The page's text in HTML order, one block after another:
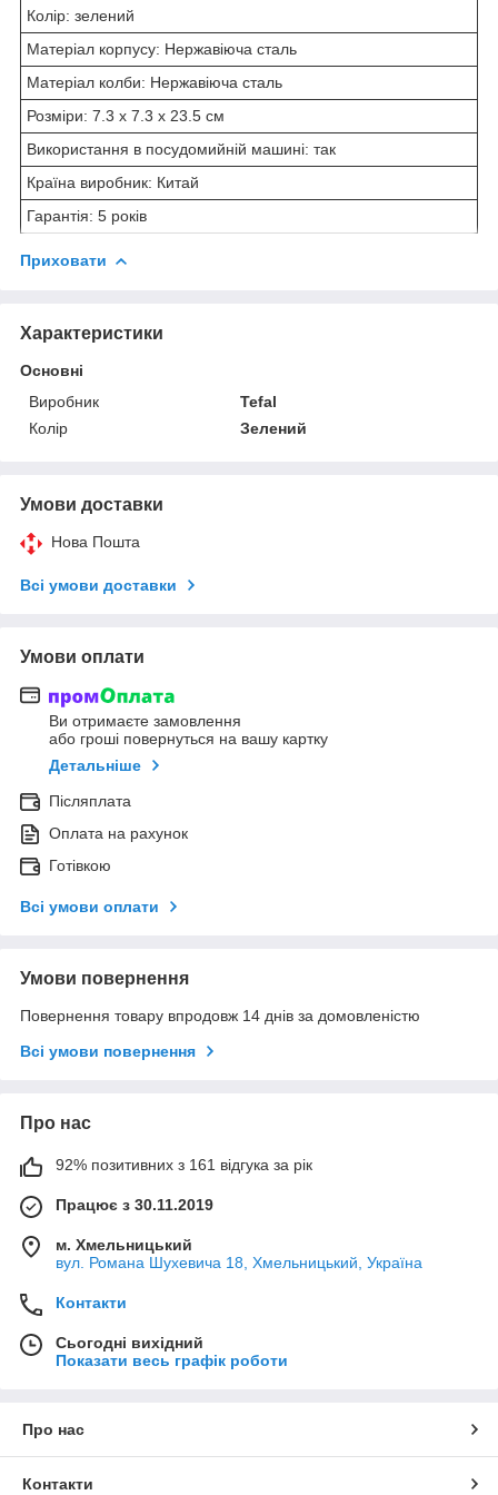
Колір: зелений
Матеріал корпусу: Нержавіюча сталь
Матеріал колби: Нержавіюча сталь
Розміри: 7.3 x 7.3 x 23.5 см
Використання в посудомийній машині: так
Країна виробник: Китай
Гарантія: 5 років
Приховати
Характеристики
Основні
Виробник
Tefal
Колір
Зелений
Умови доставки
Нова Пошта
Всі умови доставки
Умови оплати
Ви отримаєте замовлення
або гроші повернуться на вашу картку
Детальніше
Післяплата
Оплата на рахунок
Готівкою
Всі умови оплати
Умови повернення
Повернення товару впродовж 14 днів за домовленістю
Всі умови повернення
Про нас
92% позитивних з 161 відгука за рік
Працює з 30.11.2019
м. Хмельницький
вул. Романа Шухевича 18, Хмельницький, Україна
Контакти
Сьогодні вихідний
Показати весь графік роботи
Про нас
Контакти